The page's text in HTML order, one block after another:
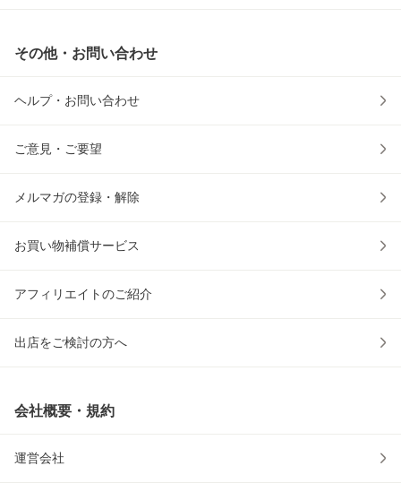
その他・お問い合わせ
ヘルプ・お問い合わせ
ご意見・ご要望
メルマガの登録・解除
お買い物補償サービス
アフィリエイトのご紹介
出店をご検討の方へ
会社概要・規約
運営会社